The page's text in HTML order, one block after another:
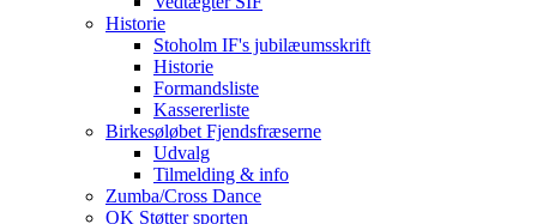
Historie
Stoholm IF's jubilæumsskrift
Historie
Formandsliste
Kassererliste
Birkesøløbet Fjendsfræserne
Udvalg
Tilmelding & info
Zumba/Cross Dance
OK Støtter sporten